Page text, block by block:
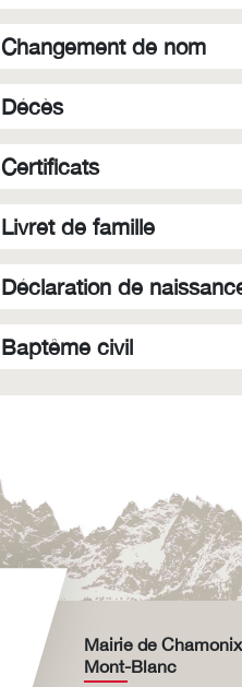
Changement de nom
Décès
Certificats
Livret de famille
Déclaration de
Baptême civil
Mairie de
Mont-Blanc